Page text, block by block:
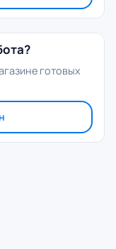
готовых